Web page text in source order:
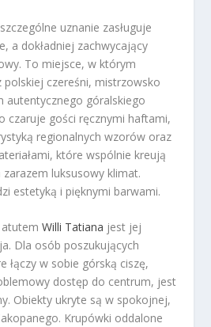
uznanie zasługuje
a dokładniej zachwycający
To miejsce, w którym
polskiej czereśni, mistrzowsko
autentycznego góralskiego
czaruje gości ręcznymi haftami,
regionalnych wzorów oraz
które wspólnie kreują
luksusowy klimat.
estetyką i pięknymi barwami.
atutemWilli Tatiana jest jej
Dla osób poszukujących
łączy w sobie górską ciszę,
dostęp do centrum, jest
Obiekty ukryte są w spokojnej,
Krupówki oddalone